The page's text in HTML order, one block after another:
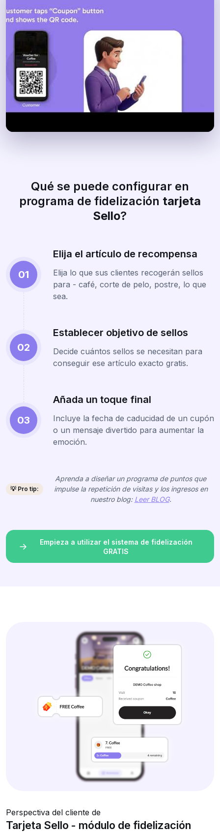
Qué se puede configurar en
programa de fidelización tarjeta
Sello?
01
Elija el artículo de recompensa
Elija lo que sus clientes recogerán sellos
para - café, corte de pelo, postre, lo que
sea.
02
Establecer objetivo de sellos
Decide cuántos sellos se necesitan para
conseguir ese artículo exacto gratis.
03
Añada un toque final
Incluye la fecha de caducidad de un cupón
o un mensaje divertido para aumentar la
emoción.
💡 Pro tip:
Aprenda a diseñar un programa de puntos que
impulse la repetición de visitas y los ingresos en
nuestro blog: Leer BLOG.
Empieza a utilizar el sistema de fidelización
GRATIS
Perspectiva del cliente de
Tarjeta Sello - módulo de fidelización